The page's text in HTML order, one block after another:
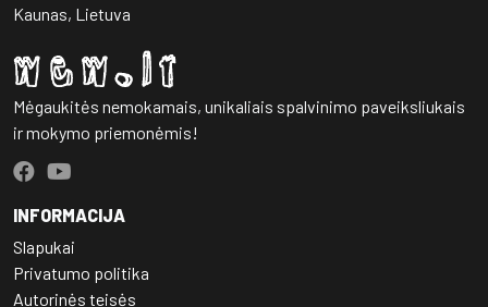
Kaunas, Lietuva
Mėgaukitės nemokamais, unikaliais spalvinimo paveiksliukais
ir mokymo priemonėmis!
INFORMACIJA
Slapukai
Privatumo politika
Autorinės teisės